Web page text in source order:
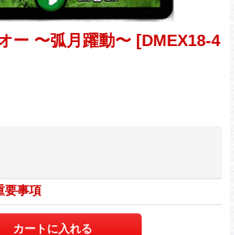
ー 〜弧月躍動〜 [DMEX18-4
要事項